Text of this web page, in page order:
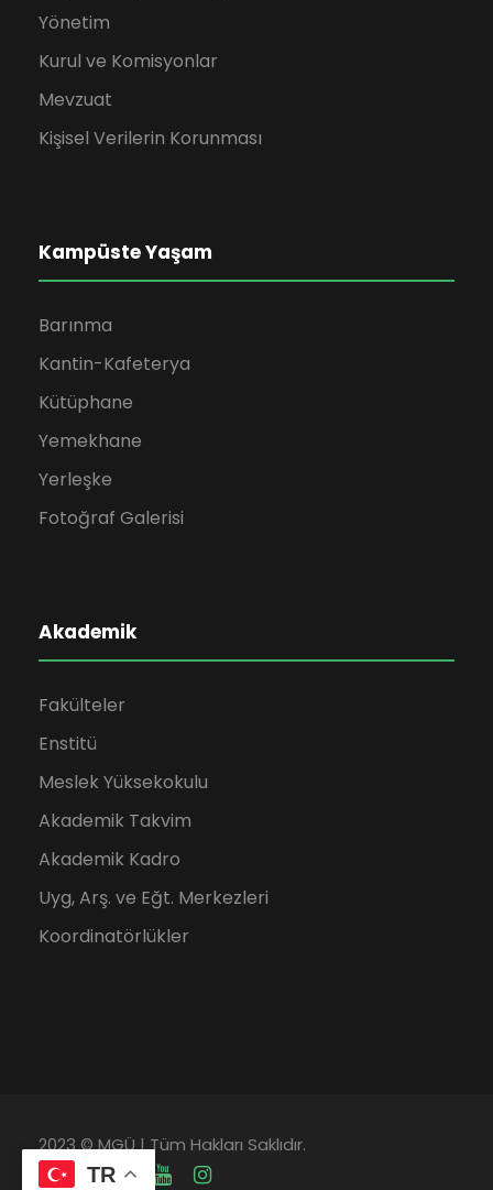
Yönetim
Kurul ve Komisyonlar
Mevzuat
Kişisel Verilerin Korunması
Kampüste Yaşam
Barınma
Kantin-Kafeterya
Kütüphane
Yemekhane
Yerleşke
Fotoğraf Galerisi
Akademik
Fakülteler
Enstitü
Meslek Yüksekokulu
Akademik Takvim
Akademik Kadro
Uyg, Arş. ve Eğt. Merkezleri
Koordinatörlükler
2023 © MGÜ | Tüm Hakları Saklıdır.
TR